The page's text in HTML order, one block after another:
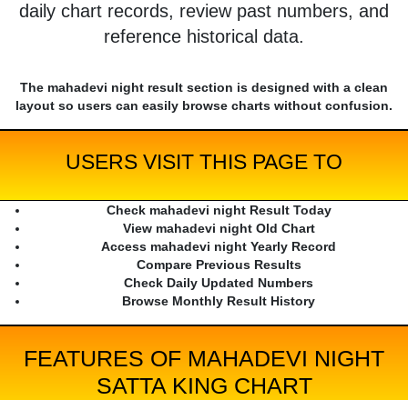
daily chart records, review past numbers, and
reference historical data.
The mahadevi night result section is designed with a clean
layout so users can easily browse charts without confusion.
USERS VISIT THIS PAGE TO
Check mahadevi night Result Today
View mahadevi night Old Chart
Access mahadevi night Yearly Record
Compare Previous Results
Check Daily Updated Numbers
Browse Monthly Result History
FEATURES OF MAHADEVI NIGHT
SATTA KING CHART